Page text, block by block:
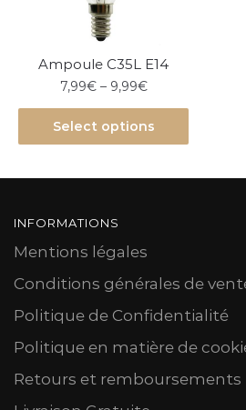
Ampoule C35L E14
7,99€– 9,99€
Select options
INFORMATIONS
Mentions légales
Conditions générales de
Politique de Confidentialité
Politique en matière de
Retours et remboursements